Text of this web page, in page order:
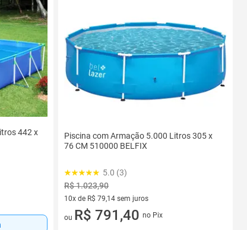
442 x
Piscina com Armação 5.000 Litros 305 x
76 CM 510000 BELFIX
5.0 (3)
R$ 1.023,90
10x de R$ 79,14 sem juros
10 vez de R$ 79,14 sem juros
ou R$ 791,40 no Pix